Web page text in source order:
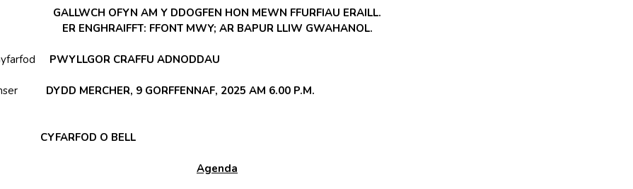
GALLWCH OFYN AM Y DDOGFEN HON MEWN FFURFIAU ERAILL.
ER ENGHRAIFFT: FFONT MWY; AR BAPUR LLIW GWAHANOL.
PWYLLGOR CRAFFU ADNODDAU
DYDD MERCHER, 9 GORFFENNAF, 2025 AM 6.00 P.M.
CYFARFOD O BELL
Agenda